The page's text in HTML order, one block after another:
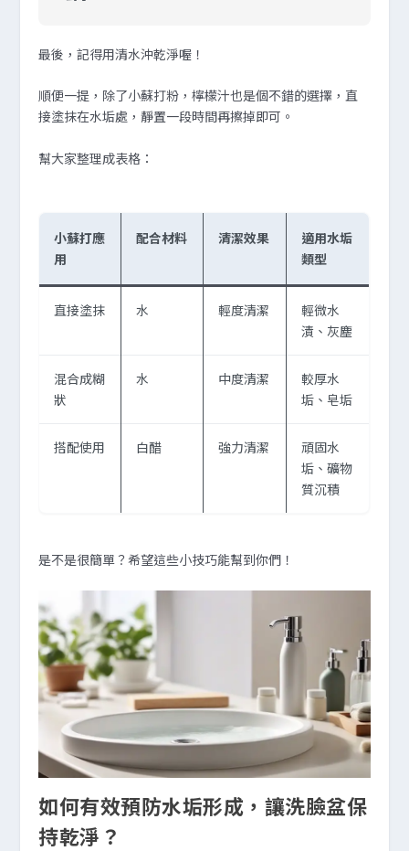
最後，記得用清水沖乾淨喔！
順便一提，除了小蘇打粉，檸檬汁也是個不錯的選擇，直
接塗抹在水垢處，靜置一段時間再擦掉即可。
幫大家整理成表格：
小蘇打應
用
配合材料 清潔效果
適用水垢
類型
直接塗抹 水 輕度清潔
輕微水
漬、灰塵
混合成糊
狀
水 中度清潔
較厚水
垢、皂垢
搭配使用 白醋 強力清潔
頑固水
垢、礦物
質沉積
是不是很簡單？希望這些小技巧能幫到你們！
如何有效預防水垢形成，讓洗臉盆保
持乾淨？